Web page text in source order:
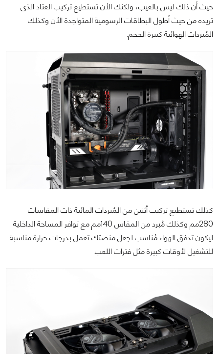
حيث أن ذلك ليس بالعيب، ولكنك الأن تستطيع تركيب العتاد الذى
تريده من حيث أطول البطاقات الرسومية المتواجدة الأن وكذلك
المُبردات الهوائية كبيرة الحجم.
كذلك تستطيع تركيب أثنين من المُبردات المائية ذات المقاسات
280مم وكذلك مُبرد من المقاس 140مم مع توافر المساحة الداخلية
ليكون تدفق الهواء مُناسب لجعل منصتك تعمل بدرجات حرارة مناسبة
للتشغيل لأوقات كبيرة مثل فترات اللعب.